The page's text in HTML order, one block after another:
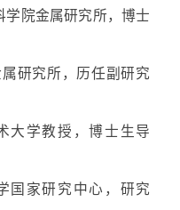
院金属研究所，博士
研究所，历任副研究
学教授，博士生导
家研究中心，研究